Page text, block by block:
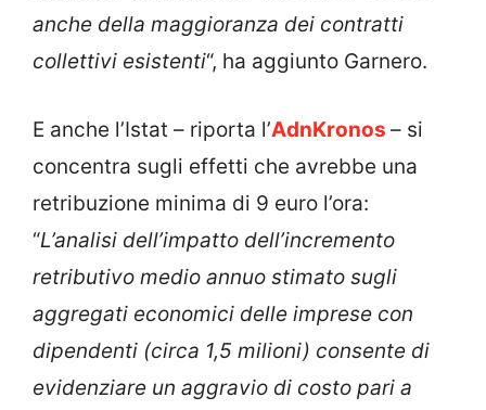
anche della maggioranza dei contratti
collettivi esistenti“, ha aggiunto Garnero.
E anche l’Istat – riporta l’AdnKronos – si
concentra sugli effetti che avrebbe una
retribuzione minima di 9 euro l’ora:
“L’analisi dell’impatto dell’incremento
retributivo medio annuo stimato sugli
aggregati economici delle imprese con
dipendenti (circa 1,5 milioni) consente di
evidenziare un aggravio di costo pari a